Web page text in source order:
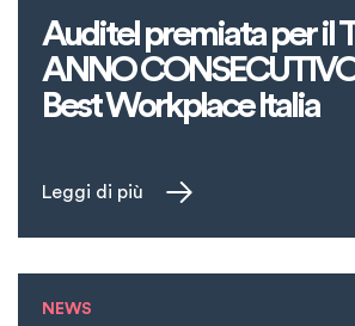
Auditel premiata per il
ANNO
Best Workplace Italia
Leggi di più
NEWS